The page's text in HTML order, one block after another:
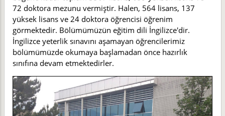
72 doktora mezunu vermiştir. Halen, 564 lisans, 137
yüksek lisans ve 24 doktora öğrencisi öğrenim
görmektedir. Bölümümüzün eğitim dili İngilizce'dir.
İngilizce yeterlik sınavını aşamayan öğrencilerimiz
bölümümüzde okumaya başlamadan önce hazırlık
sınıfına devam etmektedirler.